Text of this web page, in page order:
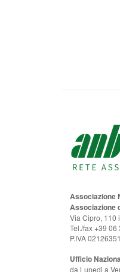
Associazione
Associazione
Via Cipro, 110
Tel./fax +39 06
P.IVA
Ufficio
da Lunedi a